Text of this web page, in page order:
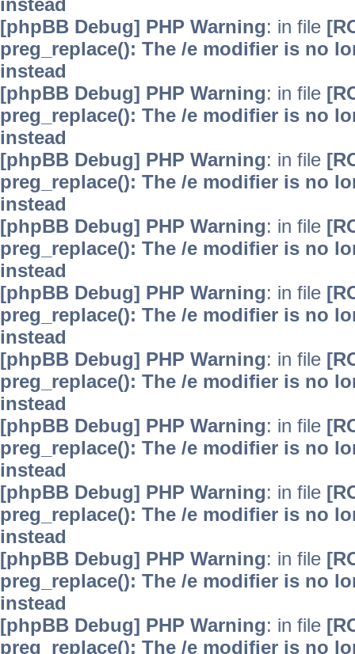
instead
[phpBB Debug] PHP Warning: in file
preg_replace(): The /e modifier is no
instead
[phpBB Debug] PHP Warning: in file
preg_replace(): The /e modifier is no
instead
[phpBB Debug] PHP Warning: in file
preg_replace(): The /e modifier is no
instead
[phpBB Debug] PHP Warning: in file
preg_replace(): The /e modifier is no
instead
[phpBB Debug] PHP Warning: in file
preg_replace(): The /e modifier is no
instead
[phpBB Debug] PHP Warning: in file
preg_replace(): The /e modifier is no
instead
[phpBB Debug] PHP Warning: in file
preg_replace(): The /e modifier is no
instead
[phpBB Debug] PHP Warning: in file
preg_replace(): The /e modifier is no
instead
[phpBB Debug] PHP Warning: in file
preg_replace(): The /e modifier is no
instead
[phpBB Debug] PHP Warning: in file
preg_replace(): The /e modifier is no